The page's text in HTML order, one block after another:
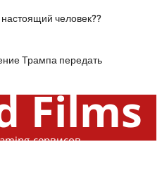
человек??
Трампа передать
Films
сервисов